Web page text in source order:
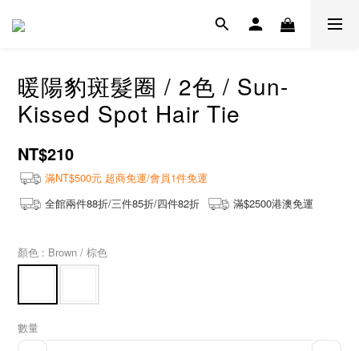
暖陽豹斑髮圈 / 2色 / Sun-
Kissed Spot Hair Tie
NT$210
滿NT$500元 超商免運/會員1件免運
全館兩件88折/三件85折/四件82折
滿$2500港澳免運
顏色 : Brown / 棕色
數量